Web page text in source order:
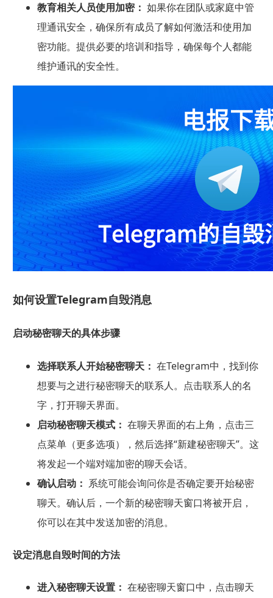
教育相关人员使用加密： 如果你在团队或家庭中管
理通讯安全，确保所有成员了解如何激活和使用加
密功能。提供必要的培训和指导，确保每个人都能
维护通讯的安全性。
如何设置Telegram自毁消息
启动秘密聊天的具体步骤
选择联系人开始秘密聊天： 在Telegram中，找到你
想要与之进行秘密聊天的联系人。点击联系人的名
字，打开聊天界面。
启动秘密聊天模式： 在聊天界面的右上角，点击三
点菜单（更多选项），然后选择“新建秘密聊天”。这
将发起一个端对端加密的聊天会话。
确认启动： 系统可能会询问你是否确定要开始秘密
聊天。确认后，一个新的秘密聊天窗口将被开启，
你可以在其中发送加密的消息。
设定消息自毁时间的方法
进入秘密聊天设置： 在秘密聊天窗口中，点击聊天